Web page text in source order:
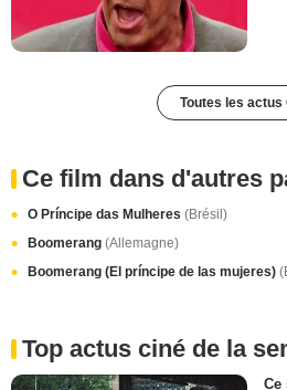
Toutes les actus
Ce film dans d'autres
O Príncipe das Mulheres (Brésil)
Boomerang (Allemagne)
Boomerang (El príncipe de las mujeres)
Top actus ciné de la
Ce